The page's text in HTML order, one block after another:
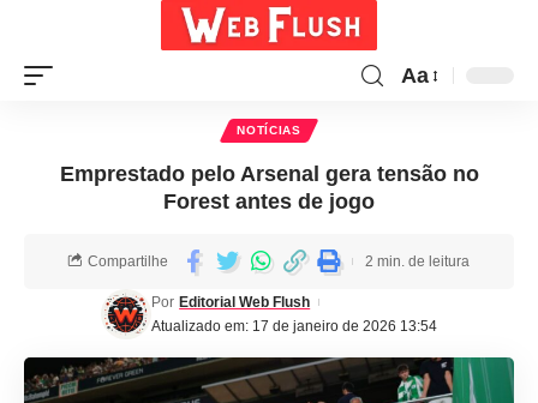
Aa
NOTÍCIAS
Emprestado pelo Arsenal gera tensão no
Forest antes de jogo
Atualizado em: 17 de janeiro de 2026 13:54
Por Editorial Web Flush
Compartilhe 2 min. de leitura